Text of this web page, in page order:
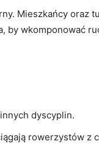
Mieszkańcy oraz
by​ wkomponować
dyscyplin.
‌rowerzystów z